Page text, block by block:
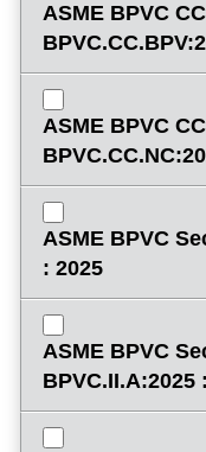
ASME BPVC
ASME BPVC
ASME BPVC
: 2025
ASME BPVC
BPVC.II.A:2025